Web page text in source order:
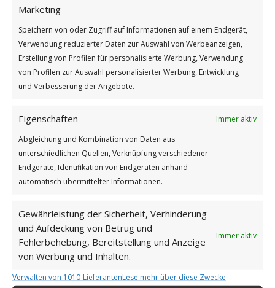
Marketing
Speichern von oder Zugriff auf Informationen auf einem Endgerät,
Verwendung reduzierter Daten zur Auswahl von Werbeanzeigen,
Erstellung von Profilen für personalisierte Werbung, Verwendung
von Profilen zur Auswahl personalisierter Werbung, Entwicklung
und Verbesserung der Angebote.
Eigenschaften
Immer aktiv
Abgleichung und Kombination von Daten aus
unterschiedlichen Quellen, Verknüpfung verschiedener
Endgeräte, Identifikation von Endgeräten anhand
automatisch übermittelter Informationen.
Gewährleistung der Sicherheit, Verhinderung
und Aufdeckung von Betrug und
Fehlerbehebung, Bereitstellung und Anzeige
von Werbung und Inhalten.
Immer aktiv
Verwalten von 1010-LieferantenLese mehr über diese Zwecke
gleichmäßig in die Muffinform. Die beiseite gestellten
Beeren verteilst du anschließend darauf.
Nun schiebst du die Form auf dem Rost im unteren Drittel
in den Backofen und lässt die Blaubeermuffins etwa 25
Minuten backen. Sobald sie ausgekühlt sind, kannst du sie
aus der Form nehmen und servieren.
1
KOMMENTAR
Trackbacks & Pingbacks
Tag des Blaubeermuffins - Wichtel-Village
11. Juli 2024 um 0:05 Uhr